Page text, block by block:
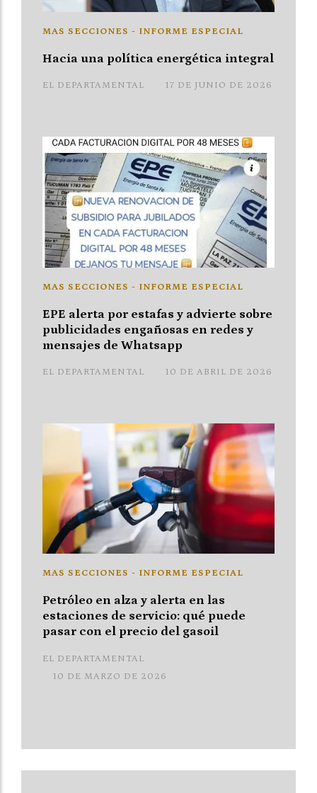
Hacia una política energética integral
EL DEPARTAMENTAL
MAS SECCIONES - INFORME ESPECIAL
17 DE JUNIO DE 2026
EPE alerta por estafas y advierte sobre
publicidades engañosas en redes y
mensajes de Whatsapp
EL DEPARTAMENTAL
MAS SECCIONES - INFORME ESPECIAL
10 DE ABRIL DE 2026
Petróleo en alza y alerta en las
estaciones de servicio: qué puede
pasar con el precio del gasoil
EL DEPARTAMENTAL
MAS SECCIONES - INFORME ESPECIAL
10 DE MARZO DE 2026